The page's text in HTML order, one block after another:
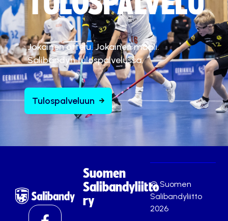
Jokainen ottelu. Jokainen maali.
Salibandyn tulospalvelussa.
Tulospalveluun
Suomen
Salibandyliitto
ry
© Suomen
Salibandyliitto
2026